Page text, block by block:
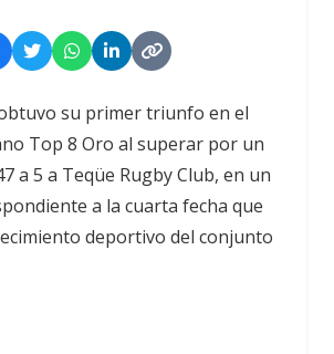
su primer triunfo en el
Top 8 Oro al superar por un
a 5 a Teqüe Rugby Club, en un
a la cuarta fecha que
deportivo del conjunto